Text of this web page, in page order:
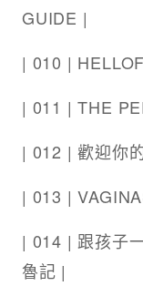
GUIDE |
| 010 |
| 011 | THE
| 012 | 歡迎你
| 013 |
| 014 | 跟孩子
魯記 |